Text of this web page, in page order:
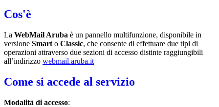
Cos'è
La WebMail Aruba è un pannello multifunzione, disponibile in
versione Smart o Classic, che consente di effettuare due tipi di
operazioni attraverso due sezioni di accesso distinte raggiungibili
all’indirizzo webmail.aruba.it
Come si accede al servizio
Modalità di accesso: